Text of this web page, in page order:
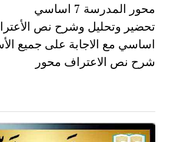
محور المدرسة 7 اساسي
تحضير وتحليل وشرح نص
اساسي مع الاجابة على جميع
شرح نص الاعتراف محور